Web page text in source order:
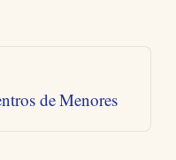
de Menores